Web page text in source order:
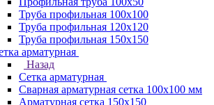
Труба профильная 100х100
Труба профильная 120х120
Труба профильная 150х150
арматурная
Назад
Сетка арматурная
Сварная арматурная сетка 100х100 мм
Арматурная сетка 150х150